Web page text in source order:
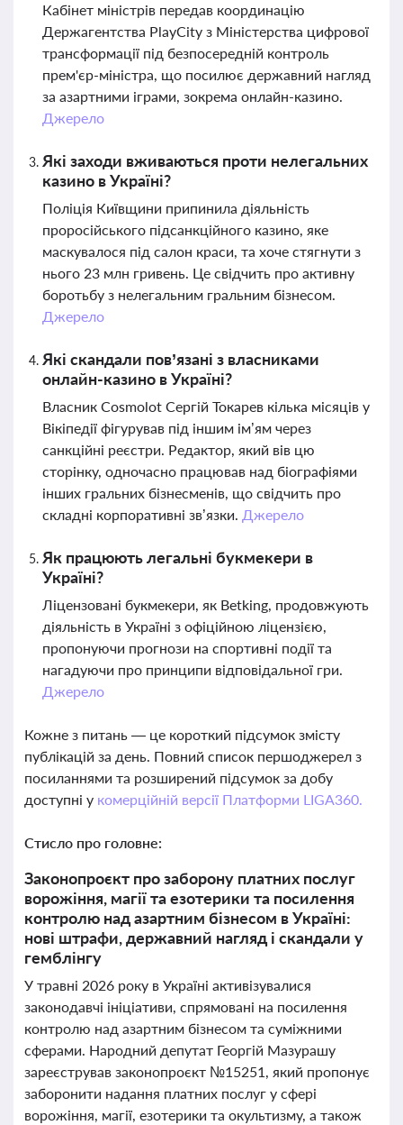
Кабінет міністрів передав координацію
Держагентства PlayCity з Міністерства цифрової
трансформації під безпосередній контроль
прем'єр-міністра, що посилює державний нагляд
за азартними іграми, зокрема онлайн-казино.
Джерело
Які заходи вживаються проти нелегальних
казино в Україні?
Поліція Київщини припинила діяльність
проросійського підсанкційного казино, яке
маскувалося під салон краси, та хоче стягнути з
нього 23 млн гривень. Це свідчить про активну
боротьбу з нелегальним гральним бізнесом.
Джерело
Які скандали пов’язані з власниками
онлайн-казино в Україні?
Власник Cosmolot Сергій Токарев кілька місяців у
Вікіпедії фігурував під іншим ім’ям через
санкційні реєстри. Редактор, який вів цю
сторінку, одночасно працював над біографіями
інших гральних бізнесменів, що свідчить про
складні корпоративні зв’язки. Джерело
Як працюють легальні букмекери в
Україні?
Ліцензовані букмекери, як Betking, продовжують
діяльність в Україні з офіційною ліцензією,
пропонуючи прогнози на спортивні події та
нагадуючи про принципи відповідальної гри.
Джерело
Кожне з питань — це короткий підсумок змісту
публікацій за день. Повний список першоджерел з
посиланнями та розширений підсумок за добу
доступні у комерційній версії Платформи LIGA360.
Стисло про головне:
Законопроєкт про заборону платних послуг
ворожіння, магії та езотерики та посилення
контролю над азартним бізнесом в Україні:
нові штрафи, державний нагляд і скандали у
гемблінгу
У травні 2026 року в Україні активізувалися
законодавчі ініціативи, спрямовані на посилення
контролю над азартним бізнесом та суміжними
сферами. Народний депутат Георгій Мазурашу
зареєстрував законопроєкт №15251, який пропонує
заборонити надання платних послуг у сфері
ворожіння, магії, езотерики та окультизму, а також